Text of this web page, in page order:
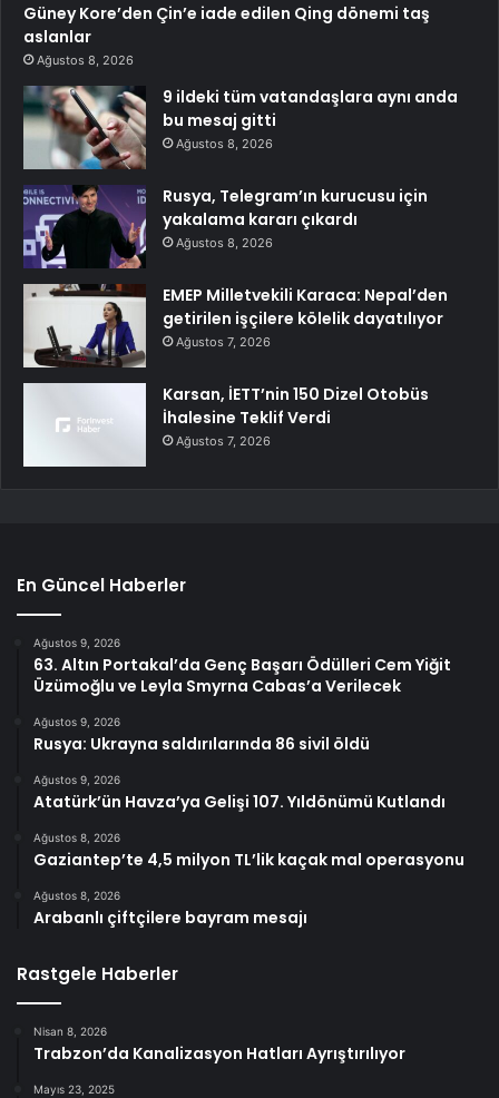
Güney Kore’den Çin’e iade edilen Qing dönemi taş
aslanlar
Ağustos 8, 2026
9 ildeki tüm vatandaşlara aynı anda
bu mesaj gitti
Ağustos 8, 2026
Rusya, Telegram’ın kurucusu için
yakalama kararı çıkardı
Ağustos 8, 2026
EMEP Milletvekili Karaca: Nepal’den
getirilen işçilere kölelik dayatılıyor
Ağustos 7, 2026
Karsan, İETT’nin 150 Dizel Otobüs
İhalesine Teklif Verdi
Ağustos 7, 2026
En Güncel Haberler
Ağustos 9, 2026
63. Altın Portakal’da Genç Başarı Ödülleri Cem Yiğit
Üzümoğlu ve Leyla Smyrna Cabas’a Verilecek
Ağustos 9, 2026
Rusya: Ukrayna saldırılarında 86 sivil öldü
Ağustos 9, 2026
Atatürk’ün Havza’ya Gelişi 107. Yıldönümü Kutlandı
Ağustos 8, 2026
Gaziantep’te 4,5 milyon TL’lik kaçak mal operasyonu
Ağustos 8, 2026
Arabanlı çiftçilere bayram mesajı
Rastgele Haberler
Nisan 8, 2026
Trabzon’da Kanalizasyon Hatları Ayrıştırılıyor
Mayıs 23, 2025